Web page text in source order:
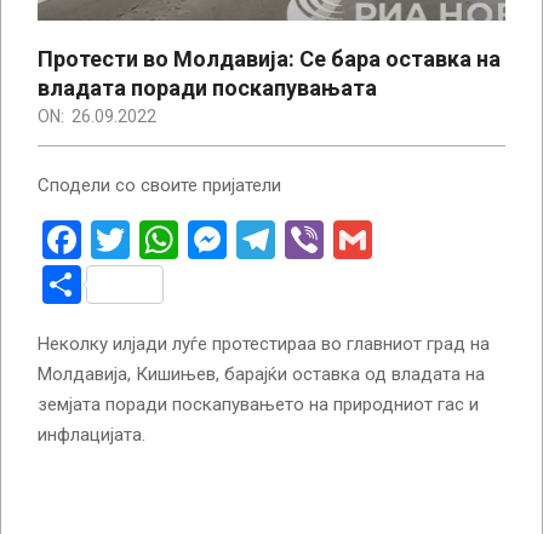
Протести во Молдавија: Се бара оставка на
владата поради поскапувањата
ON: 26.09.2022
Сподели со своите пријатели
Facebook
Twitter
WhatsApp
Messenger
Telegram
Viber
Share
Неколку илјади луѓе протестираа во главниот град на
Молдавија, Кишињев, барајќи оставка од владата на
земјата поради поскапувањето на природниот гас и
инфлацијата.